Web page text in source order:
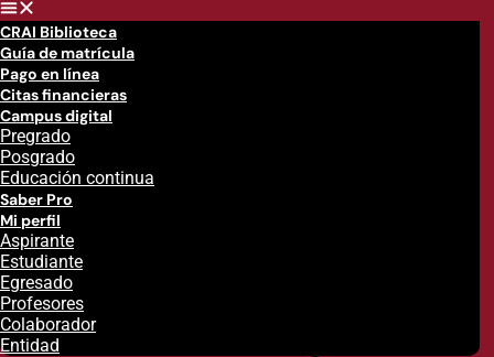
CRAI Biblioteca
Guía de matrícula
Pago en línea
Citas financieras
Campus digital
Pregrado
Posgrado
Educación continua
Saber Pro
Mi perfil
Aspirante
Estudiante
Egresado
Profesores
Colaborador
Entidad